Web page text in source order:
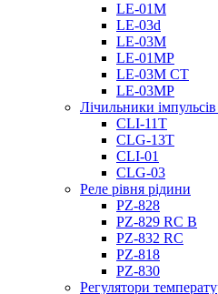
LE-01M
LE-03d
LE-03M
LE-01MP
LE-03M CT
LE-03MP
Лічильники
CLI-11T
CLG-13T
CLI-01
CLG-03
Реле рівня рідини
PZ-828
PZ-829 RC B
PZ-832 RC
PZ-818
PZ-830
Регулятори